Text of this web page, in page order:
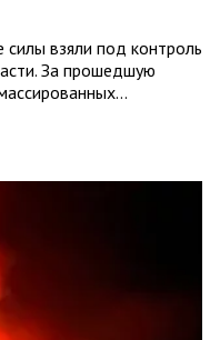
силы взяли под контроль
За прошедшую